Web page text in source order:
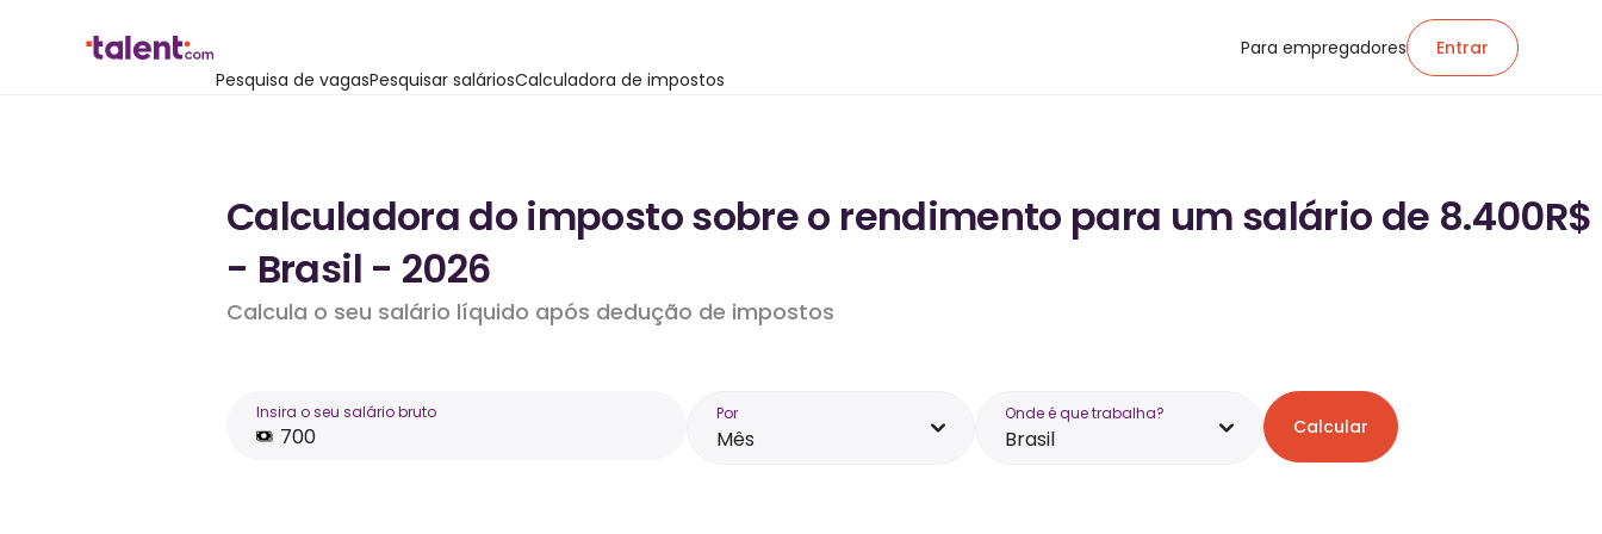
Pesquisa de vagasPesquisar saláriosCalculadora de impostos
Para empregadores Entrar
Calculadora do imposto sobre o rendimento para um salário de 8.400R$
- Brasil - 2026
Calcula o seu salário líquido após dedução de impostos
Insira o seu salário bruto Por
Mês
Onde é que trabalha?
Brasil Calcular